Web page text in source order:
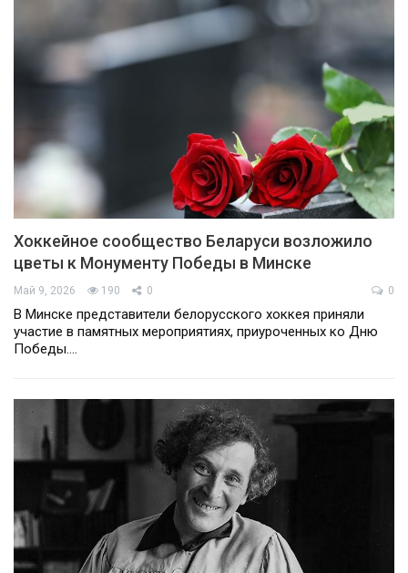
Хоккейное сообщество Беларуси возложило
цветы к Монументу Победы в Минске
Май 9, 2026 190 0 0
В Минске представители белорусского хоккея приняли
участие в памятных мероприятиях, приуроченных ко Дню
Победы.…